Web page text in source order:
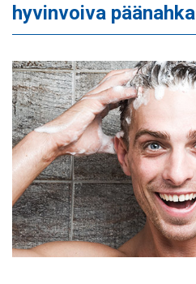
hyvinvoiva päänahka